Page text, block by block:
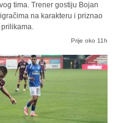
tima. Trener gostiju Bojan
na karakteru i priznao
Prije oko 11h